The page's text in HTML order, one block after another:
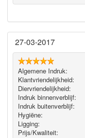
27-03-2017
Algemene Indruk:
Klantvriendelijkheid:
Diervriendelijkheid:
Indruk binnenverblijf:
Indruk buitenverblijf:
Hygiëne‎:
Ligging:
Prijs/Kwaliteit: